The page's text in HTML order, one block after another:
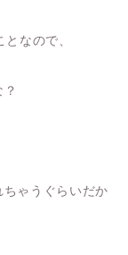
なので、
ちゃうぐらいだか